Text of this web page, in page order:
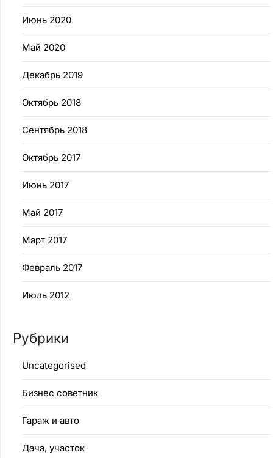
Июнь 2020
Май 2020
Декабрь 2019
Октябрь 2018
Сентябрь 2018
Октябрь 2017
Июнь 2017
Май 2017
Март 2017
Февраль 2017
Июль 2012
Рубрики
Uncategorised
Бизнес советник
Гараж и авто
Дача, участок